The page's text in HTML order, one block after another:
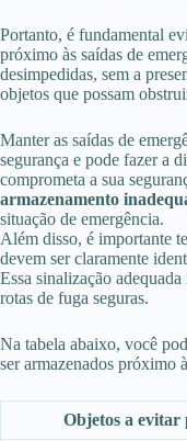
Portanto, é fundamental
próximo às saídas de
desimpedidas, sem a
objetos que possam
Manter as saídas de
segurança e pode fazer a
comprometa a sua
armazenamento
situação de emergência.
Além disso, é importante
devem ser claramente
Essa sinalização
rotas de fuga seguras.
Na tabela abaixo, você
ser armazenados próximo
Objetos a evitar